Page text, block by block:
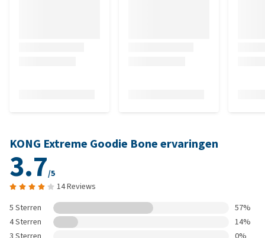
KONG Extreme Goodie Bone ervaringen
3.7/5
14 Reviews
5 Sterren
57%
4 Sterren
14%